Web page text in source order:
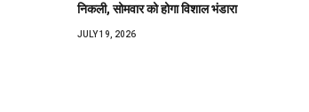
निकली, सोमवार को होगा विशाल भंडारा
JULY 19, 2026